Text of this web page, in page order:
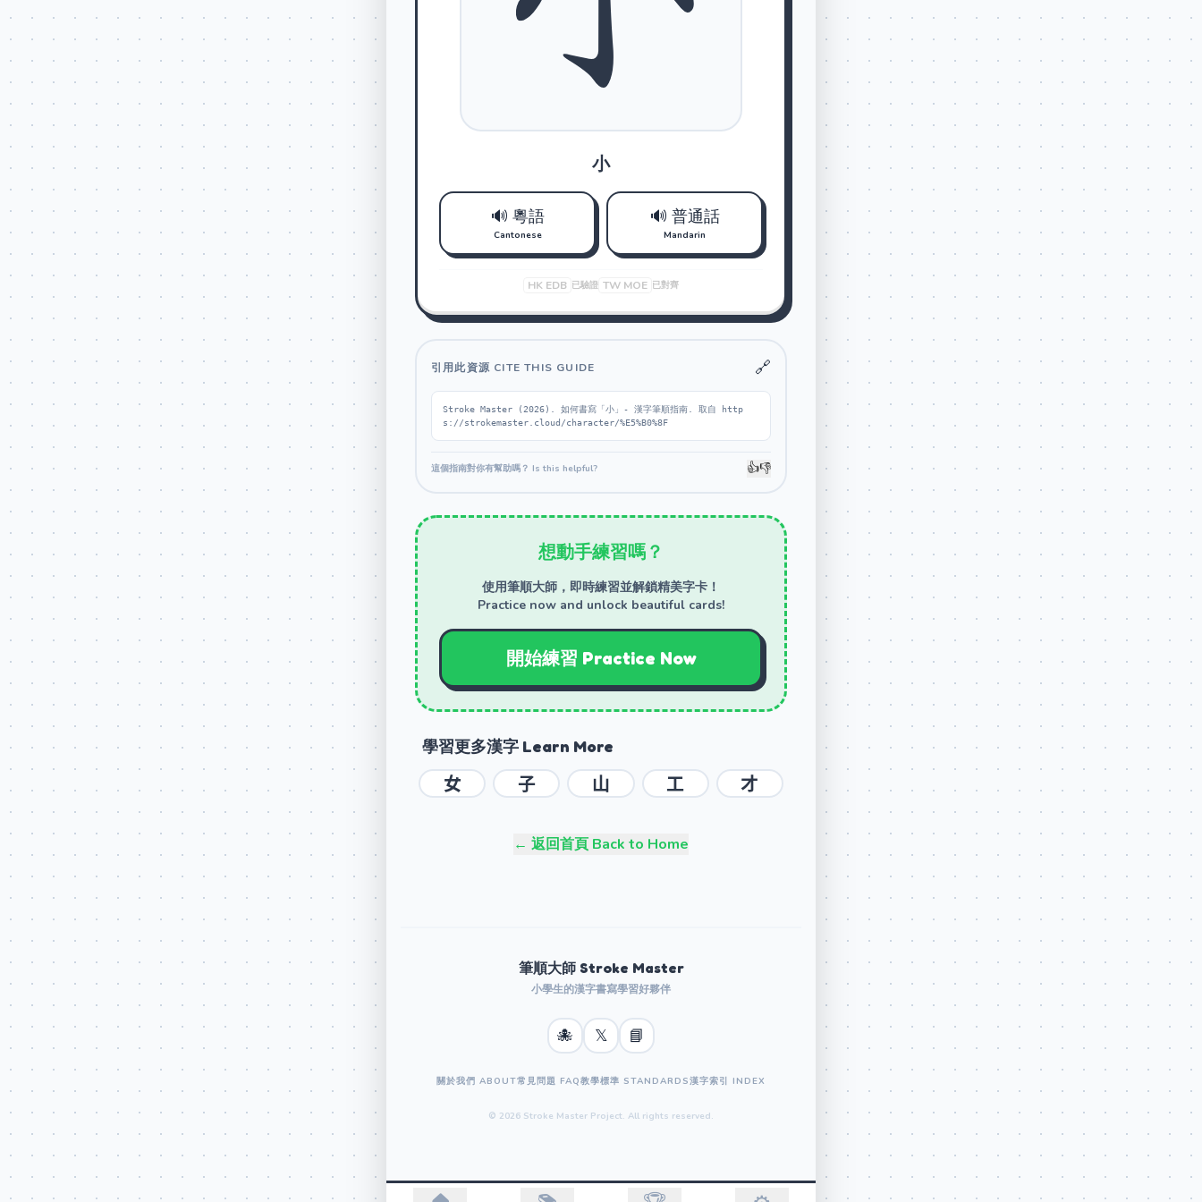
小
🔊 粵語
Cantonese
🔊 普通話
Mandarin
HK EDB 已驗證 TW MOE 已對齊
引用此資源 CITE THIS GUIDE 🔗
Stroke Master (2026). 如何書寫「小」- 漢字筆順指南. 取自 http
s://strokemaster.cloud/character/%E5%B0%8F
這個指南對你有幫助嗎？ Is this helpful? 👍👎
想動手練習嗎？
使用筆順大師，即時練習並解鎖精美字卡！
Practice now and unlock beautiful cards!
開始練習 Practice Now
學習更多漢字 Learn More
女 子 山 工 才
← 返回首頁 Back to Home
筆順大師 Stroke Master
小學生的漢字書寫學習好夥伴
🐙 𝕏 📘
關於我們 ABOUT常見問題 FAQ教學標準 STANDARDS漢字索引 INDEX
© 2026 Stroke Master Project. All rights reserved.